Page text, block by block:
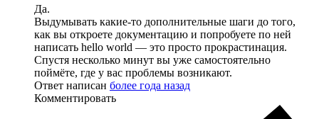
Да.
Выдумывать какие-то дополнительные шаги до того,
как вы откроете документацию и попробуете по ней
написать hello world — это просто прокрастинация.
Спустя несколько минут вы уже самостоятельно
поймёте, где у вас проблемы возникают.
Ответ написан более года назад
Комментировать